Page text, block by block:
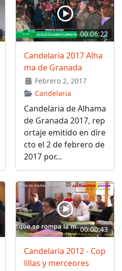
00:06:22
Candelaria 2017 Alha
ma de Granada
Febrero 2, 2017
Candelaria
Candelaria de Alhama
de Granada 2017, rep
ortaje emitido en dire
cto el 2 de febrero de
2017 por...
00:00:43
Candelaria 2012 - Cop
lillas y merceores